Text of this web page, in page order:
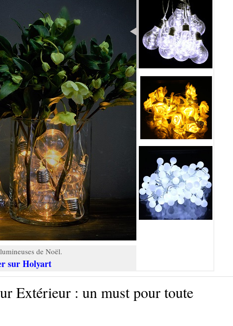
de Noël.
sur Holyart
Extérieur : un must pour toute